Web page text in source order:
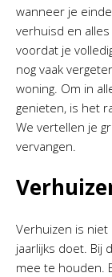
wanneer je
verhuisd en
voordat je
nog vaak
woning. Om in
genieten, is het
We vertellen je
vervangen.
Verhuizen is niet
jaarlijks doet. Bij
mee te houden.